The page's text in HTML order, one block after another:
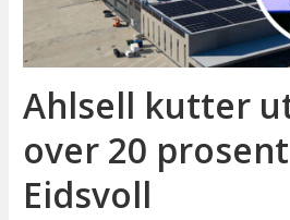
Ahlsell kutter
over 20
Eidsvoll